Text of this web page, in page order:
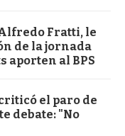
Fratti, le
de la jornada
aporten al BPS
el paro de
debate: "No